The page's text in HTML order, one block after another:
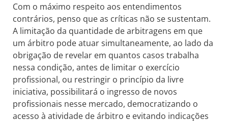
Com o máximo respeito aos entendimentos
contrários, penso que as críticas não se sustentam.
A limitação da quantidade de arbitragens em que
um árbitro pode atuar simultaneamente, ao lado da
obrigação de revelar em quantos casos trabalha
nessa condição, antes de limitar o exercício
profissional, ou restringir o princípio da livre
iniciativa, possibilitará o ingresso de novos
profissionais nesse mercado, democratizando o
acesso à atividade de árbitro e evitando indicações